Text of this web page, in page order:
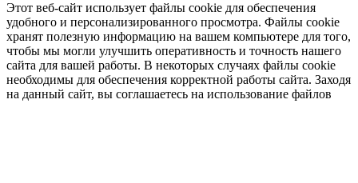
Этот веб-сайт использует файлы cookie для обеспечения
удобного и персонализированного просмотра. Файлы cookie
хранят полезную информацию на вашем компьютере для того,
чтобы мы могли улучшить оперативность и точность нашего
сайта для вашей работы. В некоторых случаях файлы cookie
необходимы для обеспечения корректной работы сайта. Заходя
на данный сайт, вы соглашаетесь на использование файлов